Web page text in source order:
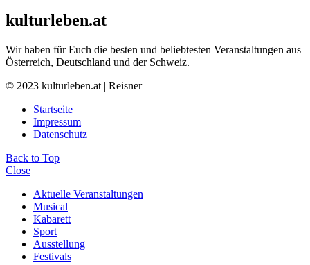
kulturleben.at
Wir haben für Euch die besten und beliebtesten Veranstaltungen aus
Österreich, Deutschland und der Schweiz.
© 2023 kulturleben.at | Reisner
Startseite
Impressum
Datenschutz
Back to Top
Close
Aktuelle Veranstaltungen
Musical
Kabarett
Sport
Ausstellung
Festivals